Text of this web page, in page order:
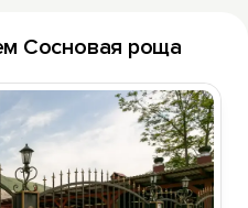
Сосновая роща